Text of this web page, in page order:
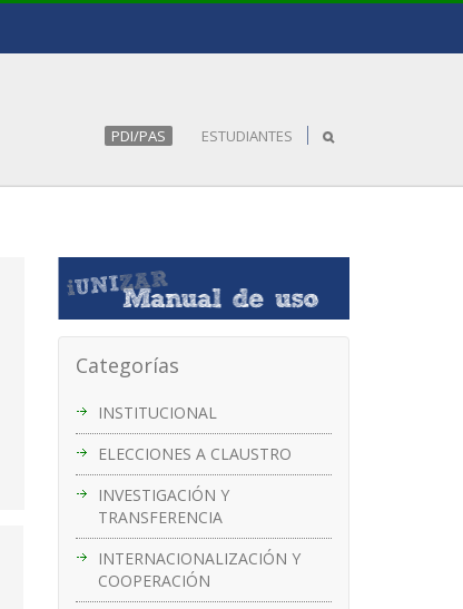
PDI/PAS ESTUDIANTES
Categorías
INSTITUCIONAL
ELECCIONES A CLAUSTRO
INVESTIGACIÓN Y
TRANSFERENCIA
INTERNACIONALIZACIÓN Y
COOPERACIÓN